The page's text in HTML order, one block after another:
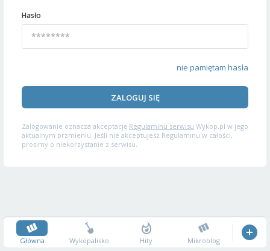
Hasło
nie pamiętam hasła
ZALOGUJ SIĘ
Zalogowanie oznacza akceptację Regulaminu serwisu Wykop.pl w jego
aktualnym brzmieniu. Jeśli nie akceptujesz Regulaminu w całości,
prosimy o niekorzystanie z serwisu.
Główna Wykopalisko Hity Mikroblog